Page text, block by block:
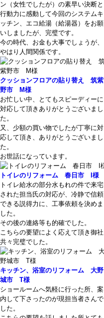
ン（女性でしたが）の素早い決断と
行動力に感動して今回のシステムキ
ッチン、エコ給湯（給湯器）をお願
いしましたが、完璧です。
今の時代、お金も大事でしょうが、
やはり人間関係です。
クッションフロアの貼り替え 筑紫
野市 M様
お忙しい中、とてもスピーディーに
対応して頂きありがとうございまし
た。
又、少額の買い物でしたが丁寧に対
応して頂き、ありがとうございまし
た。
お世話になっています。
トイレのリフォーム 春日市 I様
トイレ給水の部分水もれの件で来宅
された担当氏の対応が、冷静で信頼
できる説得力に、工事依頼を決めま
した。
その後の連絡等も的確でした。
こちらの要望によく応えて頂き御社
共々完璧でした。
キッチン、浴室のリフォーム 大野
城市 T様
ショールームへ気軽に行った所、案
内して下さったのが現担当者さんで
した。